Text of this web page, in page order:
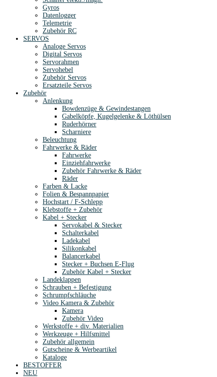
Gyros
Datenlogger
Telemetrie
Zubehör RC
SERVOS
Analoge Servos
Digital Servos
Servorahmen
Servohebel
Zubehör Servos
Ersatzteile Servos
Zubehör
Anlenkung
Bowdenzüge & Gewindestangen
Gabelköpfe, Kugelgelenke & Löthülsen
Ruderhörner
Scharniere
Beleuchtung
Fahrwerke & Räder
Fahrwerke
Einziehfahrwerke
Zubehör Fahrwerke & Räder
Räder
Farben & Lacke
Folien & Bespannpapier
Hochstart / F-Schlepp
Klebstoffe + Zubehör
Kabel + Stecker
Servokabel & Stecker
Schalterkabel
Ladekabel
Silikonkabel
Balancerkabel
Stecker + Buchsen E-Flug
Zubehör Kabel + Stecker
Landeklappen
Schrauben + Befestigung
Schrumpfschläuche
Video Kamera & Zubehör
Kamera
Zubehör Video
Werkstoffe + div. Materialien
Werkzeuge + Hilfsmittel
Zubehör allgemein
Gutscheine & Werbeartikel
Kataloge
BESTOFFER
NEU